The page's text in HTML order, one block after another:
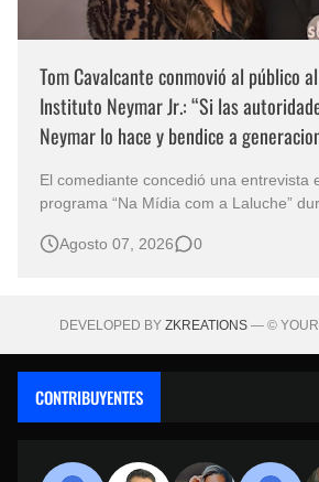
Tom Cavalcante conmovió al público
Instituto Neymar Jr.: “Si las
Neymar lo hace y bendice a
El comediante concedió una entrevista
programa “Na Mídia com a Laluche”
eventos benéficos más importantes de Brasil. En
Agosto 07, 2026 0
DEVELOPED BY ZKREATIONS— © YOUR
CONTRIBUYENTES